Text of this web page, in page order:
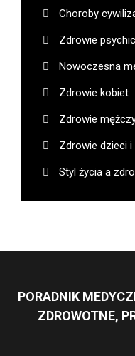
Choroby
Zdrowie
Nowoczesna
Zdrowie kobiet
Zdrowie
Zdrowie dzieci i
Styl życia a
PORADNIK
ZDROWOTNE,